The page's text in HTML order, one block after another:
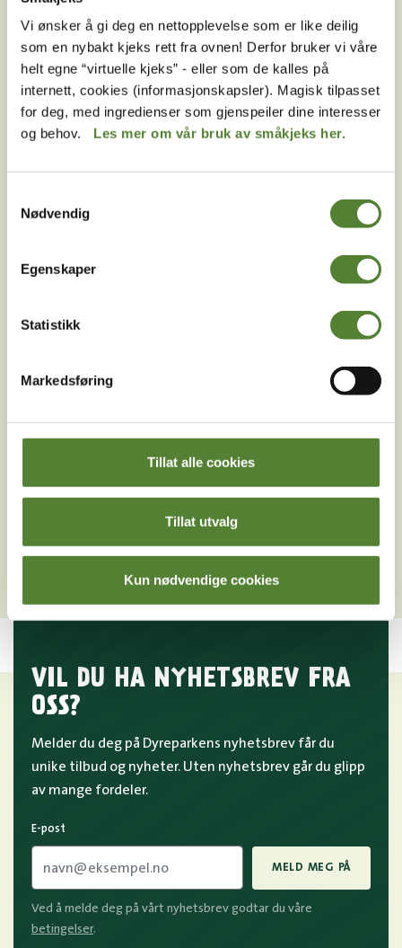
Vi ønsker å gi deg en nettopplevelse som er like deilig
som en nybakt kjeks rett fra ovnen! Derfor bruker vi våre
helt egne “virtuelle kjeks” - eller som de kalles på
internett, cookies (informasjonskapsler). Magisk tilpasset
for deg, med ingredienser som gjenspeiler dine interesser
og behov. Les mer om vår bruk av småkjeks her.
Nødvendig
Egenskaper
Statistikk
Markedsføring
Tillat alle cookies
Tillat utvalg
Kun nødvendige cookies
Er Julius død?
Hvorfor er det ikke lov for voksne å gå utkledd som
pirat?
Kan jeg ta med akebrett i Dyreparken?
Kan jeg ha med hund eller andre kjæledyr i
Kan jeg leie oppbevaringsboks i Dyreparken?
Hvor er hittegods i Dyreparken?
Kan jeg ha med førerhund i Dyreparken?
VIL DU HA NYHETSBREV FRA
OSS?
Melder du deg på Dyreparkens nyhetsbrev får du
unike tilbud og nyheter. Uten nyhetsbrev går du glipp
av mange fordeler.
E-post
MELD MEG PÅ
Ved å melde deg på vårt nyhetsbrev godtar du våre
betingelser.